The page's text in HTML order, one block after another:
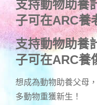
支持動物助養
子可在ARC養
支持動物助養
子可在ARC養
想成為動物助養父母
多動物重獲新生！